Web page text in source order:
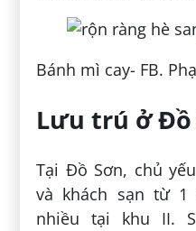
Bánh mì cay- FB.
Lưu trú ở Đồ
Tại Đồ Sơn, chủ
và khách sạn từ
nhiều tại khu II.